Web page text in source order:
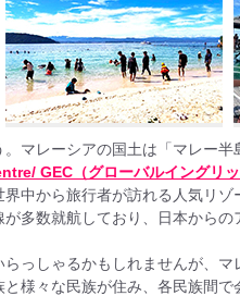
マレーシアの国土は「マレー
GEC（グローバルイングリッ
中から旅行者が訪れる人気リ
多数就航しており、日本からの
っしゃるかもしれませんが、
様々な民族が住み、各民族間